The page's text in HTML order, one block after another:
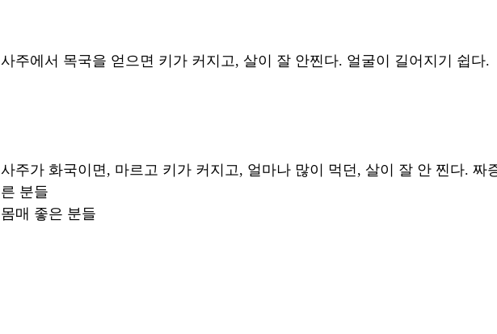
사주에서 목국을 얻으면 키가 커지고, 살이 잘 안찐다. 얼굴이 길어지기 쉽다.
사주가 화국이면, 마르고 키가 커지고, 얼마나 많이 먹던, 살이 잘 안 찐다. 짜
른 분들
몸매 좋은 분들